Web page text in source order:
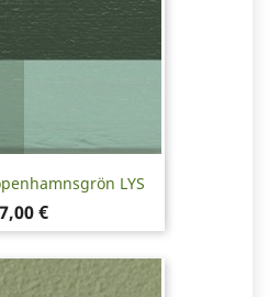
LYS
Pris
7,00 €